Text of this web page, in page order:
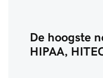
De hoogste
HIPAA,